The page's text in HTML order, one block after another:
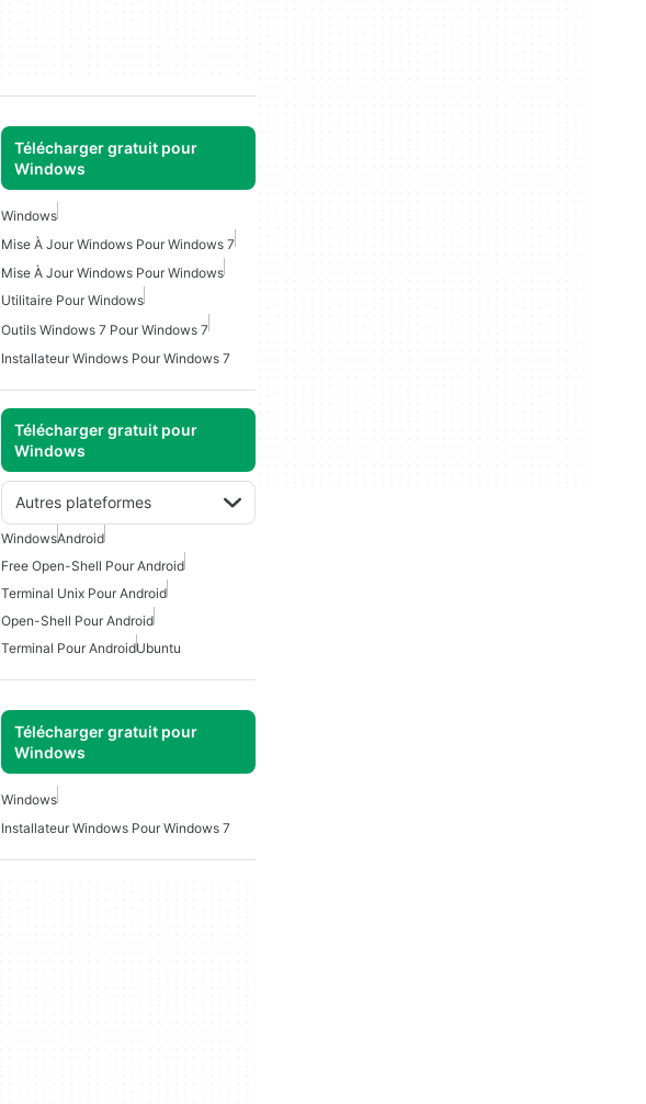
Télécharger gratuit pour
Windows
Windows
Mise À Jour Windows Pour Windows 7
Mise À Jour Windows Pour Windows
Utilitaire Pour Windows
Outils Windows 7 Pour Windows 7
Installateur Windows Pour Windows 7
Télécharger gratuit pour
Windows
Autres plateformes
WindowsAndroid
Free Open-Shell Pour Android
Terminal Unix Pour Android
Open-Shell Pour Android
Terminal Pour AndroidUbuntu
Télécharger gratuit pour
Windows
Windows
Installateur Windows Pour Windows 7